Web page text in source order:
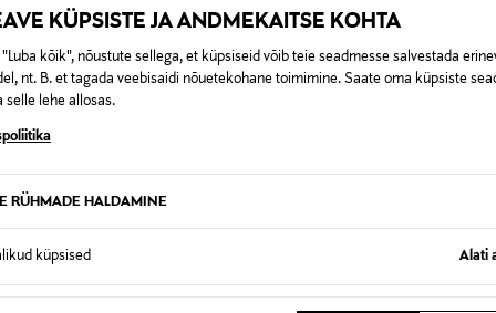
KÜPSISTE JA ANDMEKAITSE KOHTA
kõik", nõustute sellega, et küpsiseid võib teie seadmesse salvestada
nt. B. et tagada veebisaidi nõuetekohane toimimine. Saate oma küpsiste
selle lehe allosas.
RÜHMADE HALDAMINE
küpsised Alati
0,00 €
KA